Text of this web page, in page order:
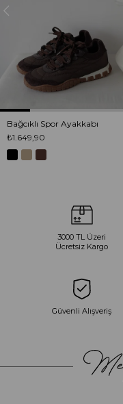
Bağcıklı Spor Ayakkabı
₺1.649,90
3000 TL Üzeri
Ücretsiz Kargo
Güvenli Alışveriş